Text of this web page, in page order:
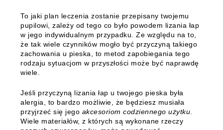
To jaki plan leczenia zostanie przepisany twojemu
pupilowi, zależy od tego co było powodem lizania łap
w jego indywidualnym przypadku. Ze względu na to,
że tak wiele czynników mogło być przyczyną takiego
zachowania u pieska, to metod zapobiegania tego
rodzaju sytuacjom w przyszłości może być naprawdę
wiele.
Jeśli przyczyną lizania łap u twojego pieska była
alergia, to bardzo możliwie, że będziesz musiała
przyjrzeć się jego akcesoriom codziennego użytku
Wiele materiałów, z których są wykonane rzeczy